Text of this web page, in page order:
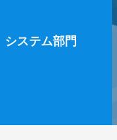
システム部門
01